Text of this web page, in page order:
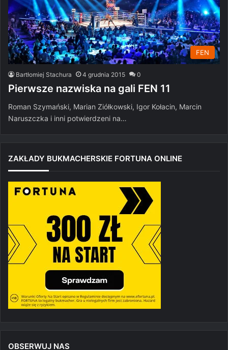
FEN
Bartłomiej Stachura 4 grudnia 2015 0
Pierwsze nazwiska na gali FEN 11
Roman Szymański, Marian Ziółkowski, Igor Kołacin, Marcin
Naruszczka i inni potwierdzeni na…
ZAKŁADY BUKMACHERSKIE FORTUNA ONLINE
OBSERWUJ NAS